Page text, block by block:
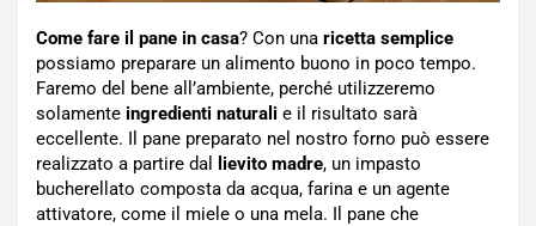
Come fare il pane in casa? Con una ricetta semplice
possiamo preparare un alimento buono in poco tempo.
Faremo del bene all’ambiente, perché utilizzeremo
solamente ingredienti naturali e il risultato sarà
eccellente. Il pane preparato nel nostro forno può essere
realizzato a partire dal
lievito madre, un impasto
bucherellato composta da acqua, farina e un agente
attivatore, come il miele o una mela. Il pane che